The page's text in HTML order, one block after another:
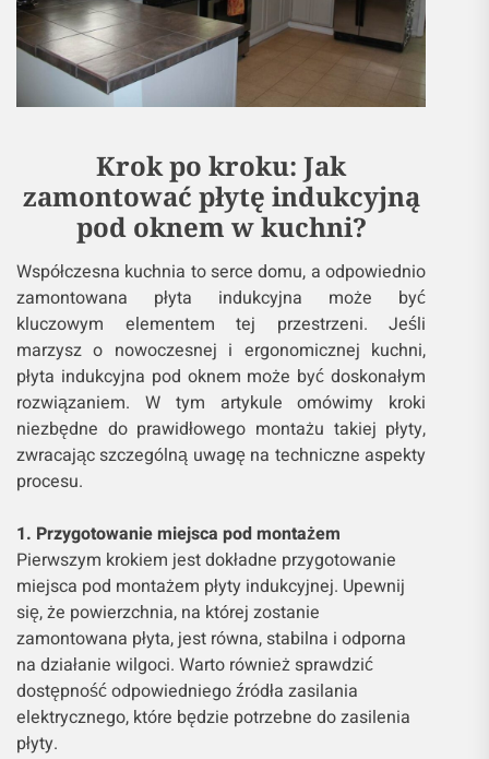
Krok po kroku: Jak
zamontować płytę indukcyjną
pod oknem w kuchni?
Współczesna kuchnia to serce domu, a odpowiednio
zamontowana płyta indukcyjna może być
kluczowym elementem tej przestrzeni. Jeśli
marzysz o nowoczesnej i ergonomicznej kuchni,
płyta indukcyjna pod oknem może być doskonałym
rozwiązaniem. W tym artykule omówimy kroki
niezbędne do prawidłowego montażu takiej płyty,
zwracając szczególną uwagę na techniczne aspekty
procesu.
1. Przygotowanie miejsca pod montażem
Pierwszym krokiem jest dokładne przygotowanie
miejsca pod montażem płyty indukcyjnej. Upewnij
się, że powierzchnia, na której zostanie
zamontowana płyta, jest równa, stabilna i odporna
na działanie wilgoci. Warto również sprawdzić
dostępność odpowiedniego źródła zasilania
elektrycznego, które będzie potrzebne do zasilenia
płyty.